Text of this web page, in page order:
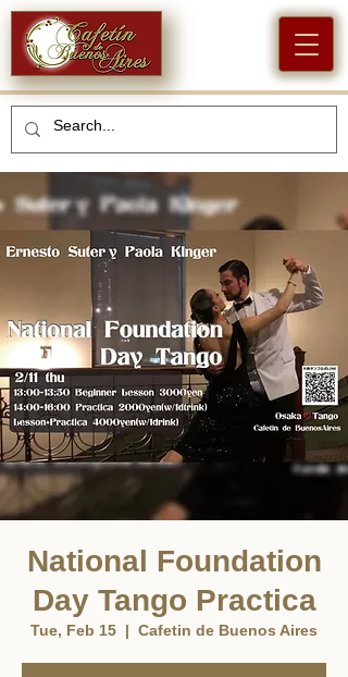
National Foundation
Day Tango Practica
Tue, Feb 15
  |
Cafetin de Buenos Aires